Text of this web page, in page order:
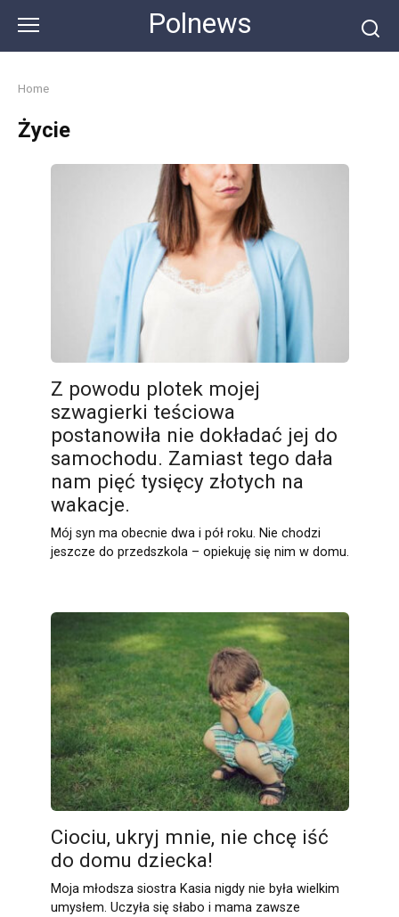
content
Polnews
Home
Życie
Z powodu plotek mojej
szwagierki teściowa
postanowiła nie dokładać jej do
samochodu. Zamiast tego dała
nam pięć tysięcy złotych na
wakacje.
Mój syn ma obecnie dwa i pół roku. Nie chodzi
jeszcze do przedszkola – opiekuję się nim w domu.
Ciociu, ukryj mnie, nie chcę iść
do domu dziecka!
Moja młodsza siostra Kasia nigdy nie była wielkim
umysłem. Uczyła się słabo i mama zawsze